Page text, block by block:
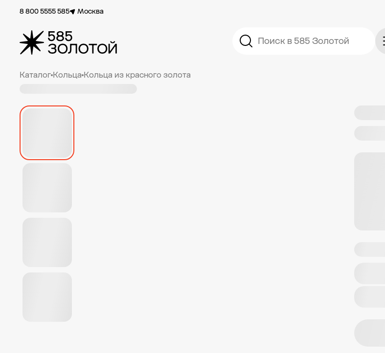
8 800 5555 585 Москва
Поиск в 585 Золотой
Каталог Кольца Кольца из красного золота